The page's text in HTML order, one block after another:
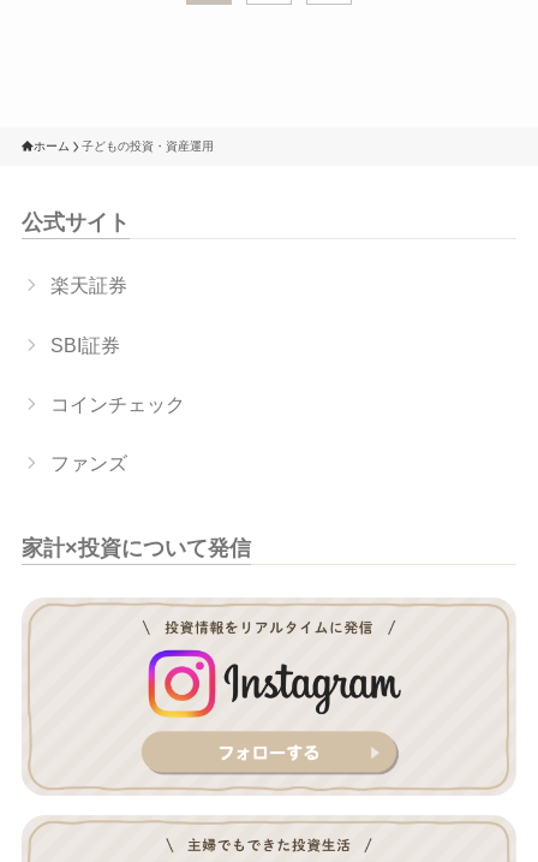
ホーム 子どもの投資・資産運用
公式サイト
楽天証券
SBI証券
コインチェック
ファンズ
家計×投資について発信